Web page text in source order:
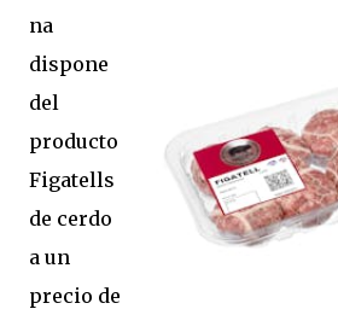
na
dispone
del
producto
Figatells
de cerdo
a un
precio de